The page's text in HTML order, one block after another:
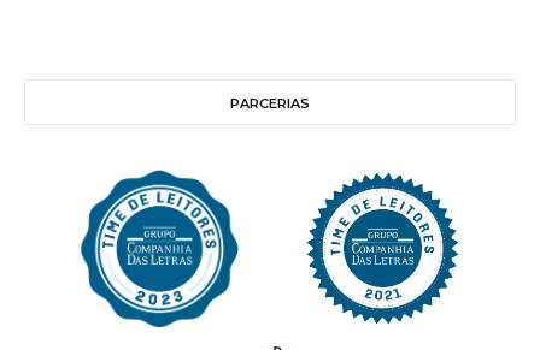
PARCERIAS